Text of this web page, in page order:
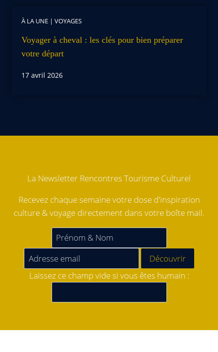
À LA UNE | VOYAGES
Voyager à cheval : les clés pour bien préparer
votre départ
17 avril 2026
La Newsletter Rencontres Tourisme Culturel
Recevez chaque semaine votre dose d'inspiration
culture & voyage directement dans votre boîte mail.
Laissez ce champ vide si vous êtes humain :